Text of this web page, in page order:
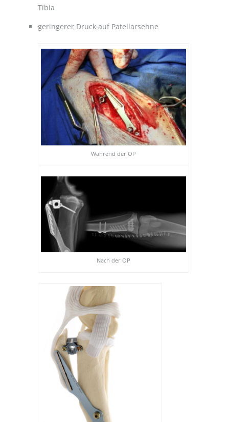
Tibia
geringerer Druck auf Patellarsehne
Während der OP
Nach der OP